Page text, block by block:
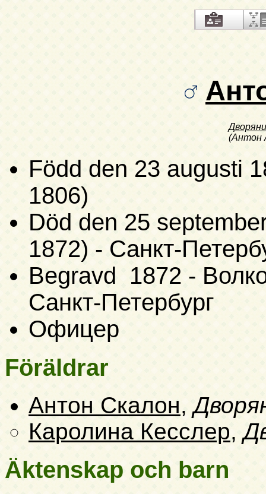
(Антон
Född den 23 augusti
1806)
Död den 25
1872) - Санкт-
Begravd 1872 -
Санкт-Петербург
Офицер
Föräldrar
Антон Скалон,
Каролина Кесслер,
Äktenskap och barn